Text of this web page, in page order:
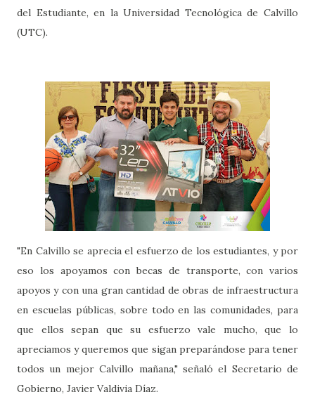
del Estudiante, en la Universidad Tecnológica de Calvillo
(UTC).
"En Calvillo se aprecia el esfuerzo de los estudiantes, y por
eso los apoyamos con becas de transporte, con varios
apoyos y con una gran cantidad de obras de infraestructura
en escuelas públicas, sobre todo en las comunidades, para
que ellos sepan que su esfuerzo vale mucho, que lo
apreciamos y queremos que sigan preparándose para tener
todos un mejor Calvillo mañana," señaló el Secretario de
Gobierno, Javier Valdivia Díaz.